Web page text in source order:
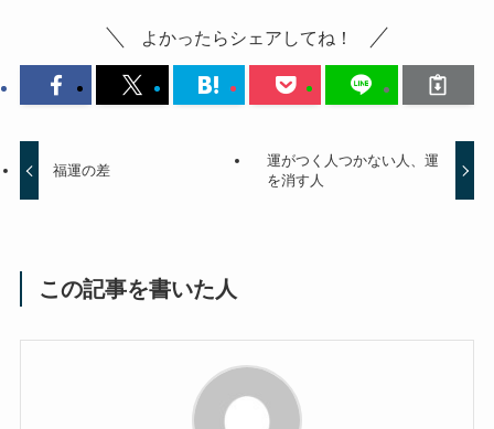
よかったらシェアしてね！
福運の差
運がつく人つかない人、運
を消す人
この記事を書いた人